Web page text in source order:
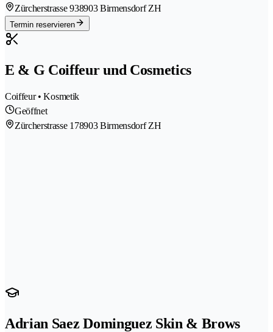
Zürcherstrasse 938903 Birmensdorf ZH
Termin reservieren
E & G Coiffeur und Cosmetics
Coiffeur • Kosmetik
Geöffnet
Zürcherstrasse 178903 Birmensdorf ZH
Adrian Saez Dominguez Skin & Brows